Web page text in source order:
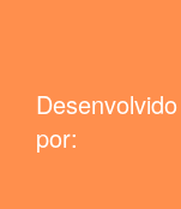
Desenvolvido
por: